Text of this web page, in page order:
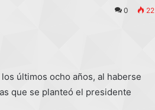
0 22
últimos ocho años, al haberse
que se planteó el presidente